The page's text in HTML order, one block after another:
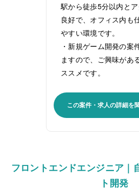
駅から徒歩5分以内と
良好で、オフィス内も
やすい環境です。
・新規ゲーム開発の案
ますので、ご興味があ
ススメです。
この案件・求人の詳細を
フロントエンドエンジニア｜
ト開発